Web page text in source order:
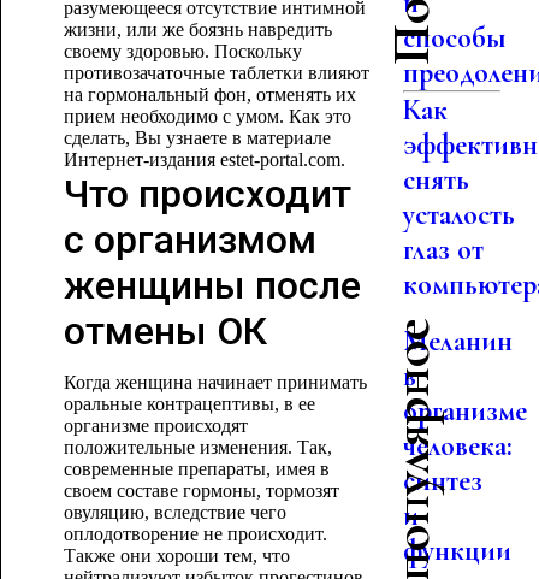
разумеющееся отсутствие интимной
жизни, или же боязнь навредить
своему здоровью. Поскольку
противозачаточные таблетки влияют
на гормональный фон, отменять их
прием необходимо с умом. Как это
сделать, Вы узнаете в материале
Интернет-издания estet-portal.com.
Что происходит
с организмом
женщины после
отмены ОК
Когда женщина начинает принимать
оральные контрацептивы, в ее
организме происходят
положительные изменения. Так,
современные препараты, имея в
своем составе гормоны, тормозят
овуляцию, вследствие чего
оплодотворение не происходит.
Также они хороши тем, что
способы
Как
снять
усталость
глаз от
Меланин
в
организме
человека:
синтез
и
функции